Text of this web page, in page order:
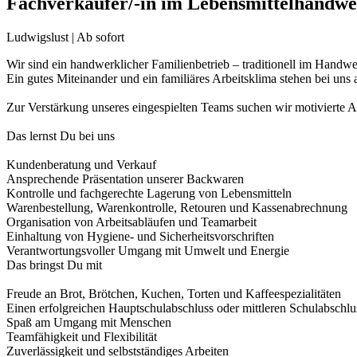
Ludwigslust | Ab sofort
Wir sind ein handwerklicher Familienbetrieb – traditionell im
Ein gutes Miteinander und ein familiäres Arbeitsklima stehen bei uns
Zur Verstärkung unseres eingespielten Teams suchen wir motivierte
Das lernst Du bei uns
Kundenberatung und Verkauf
Ansprechende Präsentation unserer Backwaren
Kontrolle und fachgerechte Lagerung von Lebensmitteln
Warenbestellung, Warenkontrolle, Retouren und Kassenabrechnung
Organisation von Arbeitsabläufen und Teamarbeit
Einhaltung von Hygiene- und Sicherheitsvorschriften
Verantwortungsvoller Umgang mit Umwelt und Energie
Das bringst Du mit
Freude an Brot, Brötchen, Kuchen, Torten und Kaffeespezialitäten
Einen erfolgreichen Hauptschulabschluss oder mittleren
Spaß am Umgang mit Menschen
Teamfähigkeit und Flexibilität
Zuverlässigkeit und selbstständiges Arbeiten